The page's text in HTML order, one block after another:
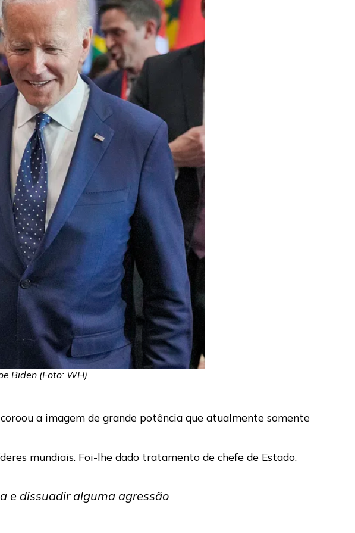
Biden (Foto: WH)
a imagem de grande potência que atualmente somente
mundiais. Foi-lhe dado tratamento de chefe de Estado,
e dissuadir alguma agressão